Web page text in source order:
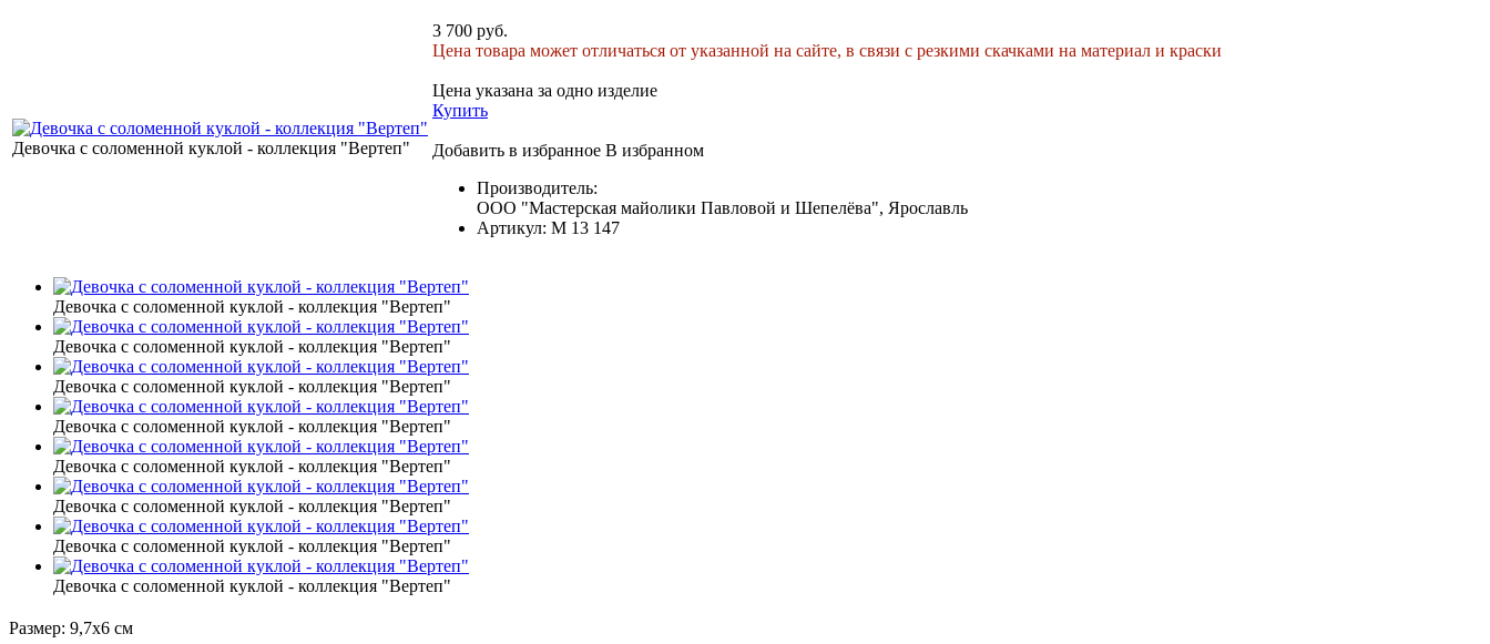
Девочка с соломенной куклой - коллекция "Вертеп"
3 700 руб.
Цена товара может отличаться от указанной на сайте, в связи с резкими скачками на материал и краски
Цена указана за одно изделие
Купить
Добавить в избранное В избранном
Производитель:
ООО "Мастерская майолики Павловой и Шепелёва", Ярославль
Артикул: M 13 147
Девочка с соломенной куклой - коллекция "Вертеп"
Девочка с соломенной куклой - коллекция "Вертеп"
Девочка с соломенной куклой - коллекция "Вертеп"
Девочка с соломенной куклой - коллекция "Вертеп"
Девочка с соломенной куклой - коллекция "Вертеп"
Девочка с соломенной куклой - коллекция "Вертеп"
Девочка с соломенной куклой - коллекция "Вертеп"
Девочка с соломенной куклой - коллекция "Вертеп"
Размер: 9,7х6 см